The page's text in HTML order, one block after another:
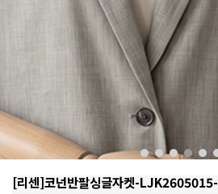
[리센]코넌반팔싱글자켓-LJK2605015-